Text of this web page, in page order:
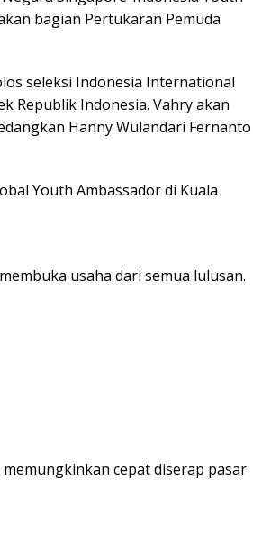
bagian Pertukaran Pemuda
seleksi Indonesia International
Republik Indonesia. Vahry akan
Hanny Wulandari Fernanto
Youth Ambassador di Kuala
usaha dari semua lulusan.
cepat diserap pasar